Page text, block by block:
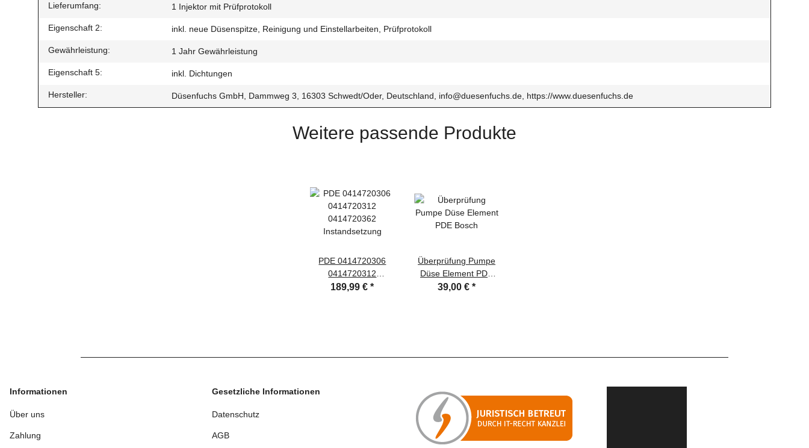
Lieferumfang: 1 Injektor mit Prüfprotokoll
Eigenschaft 2: inkl. neue Düsenspitze, Reinigung und Einstellarbeiten, Prüfprotokoll
Gewährleistung: 1 Jahr Gewährleistung
Eigenschaft 5: inkl. Dichtungen
Hersteller: Düsenfuchs GmbH, Dammweg 3, 16303 Schwedt/Oder, Deutschland, info@duesenfuchs.de, https://www.duesenfuchs.de
Weitere passende Produkte
PDE 0414720306
0414720312
0414720362
189,99 €*
Überprüfung Pumpe
Düse Element PDE
Bosch
39,00 €*
Informationen
Über uns
Zahlung
Gesetzliche Informationen
Datenschutz
AGB